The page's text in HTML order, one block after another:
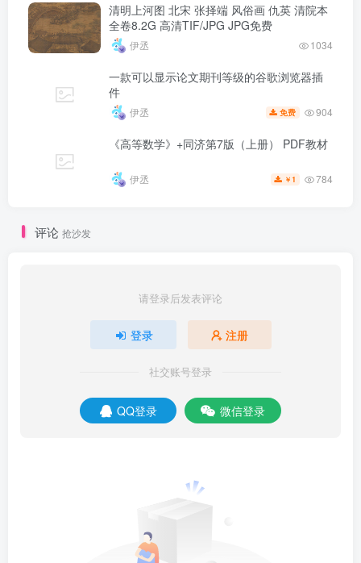
清明上河图 北宋 张择端 风俗画 仇英 清院本
全卷8.2G 高清TIF/JPG JPG免费
伊丞 1034
一款可以显示论文期刊等级的谷歌浏览器插
件
伊丞 免费 904
《高等数学》+同济第7版（上册） PDF教材
伊丞 ￥ 1 784
评论 抢沙发
请登录后发表评论
登录 注册
社交账号登录
QQ登录 微信登录